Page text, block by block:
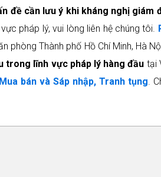
đề cần lưu ý khi kháng nghị giám
pháp lý, vui lòng liên hệ chúng tôi.
Thành phố Hồ Chí Minh, Hà
trong lĩnh vực pháp lý hàng đầu tại
bán và Sáp nhập, Tranh tụng.